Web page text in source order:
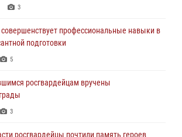
г. Белгорода от немецко -
3
ветераны войск правопорядка почтили
2
3
профессиональные навыки в
подготовки
5
росгвардейцам вручены
3
росгвардейцы почтили память героев